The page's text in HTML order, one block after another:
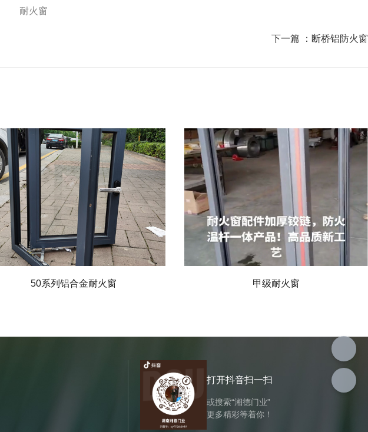
耐火窗
下一篇 ： 断桥铝防火窗
50系列铝合金耐火窗 甲级耐火窗
打开抖音扫一扫
或搜索“湘德门业”
更多精彩等着你！